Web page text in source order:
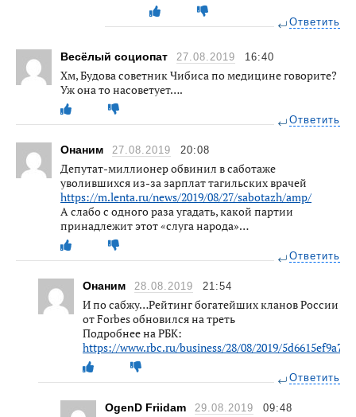
Ответить
Весёлый социопат 27.08.2019 16:40
Хм, Будова советник Чибиса по медицине говорите?
Уж она то насоветует….
Ответить
Онаним 27.08.2019 20:08
Депутат-миллионер обвинил в саботаже
уволившихся из-за зарплат тагильских врачей
https://m.lenta.ru/news/2019/08/27/sabotazh/amp/
А слабо с одного раза угадать, какой партии
принадлежит этот «слуга народа»…
Ответить
Онаним 28.08.2019 21:54
И по сабжу…Рейтинг богатейших кланов России
от Forbes обновился на треть
Подробнее на РБК:
https://www.rbc.ru/business/28/08/2019/
Ответить
OgenD Friidam 29.08.2019 09:48